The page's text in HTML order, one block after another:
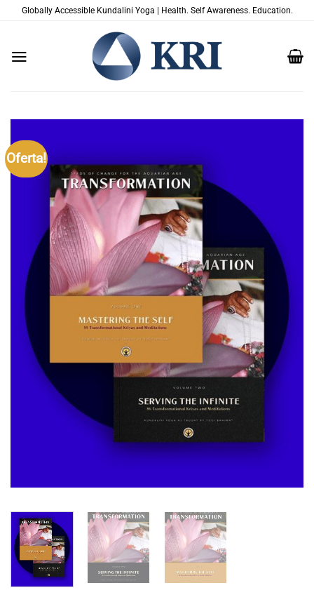
Globally Accessible Kundalini Yoga | Health. Self Awareness. Education.
Oferta!